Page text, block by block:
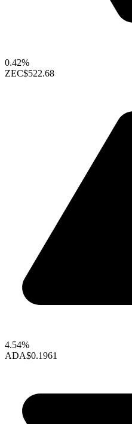
0.42%
ZEC$522.68
4.54%
ADA$0.1961